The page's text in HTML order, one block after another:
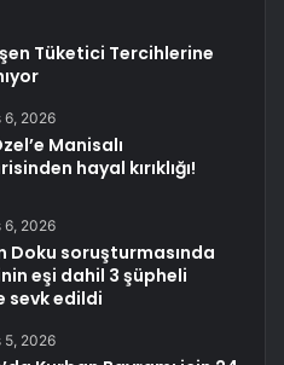
Tüketici Tercihlerine
6, 2026
Manisalı
hayal kırıklığı!
6, 2026
Doku soruşturmasında
eşi dahil 3 şüpheli
sevk edildi
5, 2026